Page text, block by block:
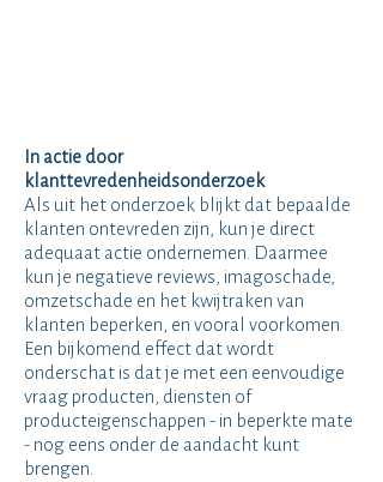
In actie door
klanttevredenheidsonderzoek
Als uit het onderzoek blijkt dat bepaalde
klanten ontevreden zijn, kun je direct
adequaat actie ondernemen. Daarmee
kun je negatieve reviews, imagoschade,
omzetschade en het kwijtraken van
klanten beperken, en vooral voorkomen.
Een bijkomend effect dat wordt
onderschat is dat je met een eenvoudige
vraag producten, diensten of
producteigenschappen - in beperkte mate
- nog eens onder de aandacht kunt
brengen.